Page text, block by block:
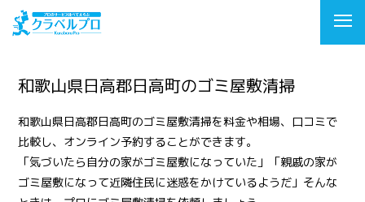
和歌山県日高郡日高町のゴミ屋敷清掃
和歌山県日高郡日高町のゴミ屋敷清掃を料金や相場、口コミで
比較し、オンライン予約することができます。
「気づいたら自分の家がゴミ屋敷になっていた」「親戚の家が
ゴミ屋敷になって近隣住民に迷惑をかけているようだ」そんな